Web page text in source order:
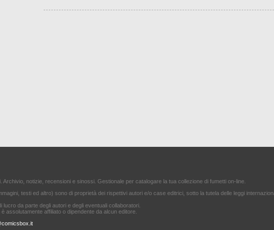
Archivio, notizie, recensioni e sinossi. Gestionale per catalogare la tua collezione di fumetti on-line.
testi ed altro) sono di proprietà dei rispettivi autori e/o case editrici, sotto la tutela delle leggi
lucro da parte degli autori e degli eventuali collaboratori.
assolutamente affiliato o dipendente da alcun editore.